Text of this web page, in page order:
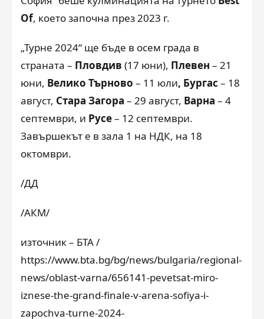
Of, което започна през 2023 г.
„Турне 2024“ ще бъде в осем града в
страната – Пловдив (17 юни), Плевен – 21
юни, Велико Търново – 11 юли, Бургас – 18
август, Стара Загора – 29 август, Варна – 4
септември, и Русе– 12 септември.
Завършекът е в зала 1 на НДК, на 18
октомври.
/ДД
/АКМ/
източник – БТА /
https://www.bta.bg/bg/news/bulgaria/regional-
news/oblast-varna/656141-pevetsat-miro-
iznese-the-grand-finale-v-arena-sofiya-i-
zapochva-turne-2024-